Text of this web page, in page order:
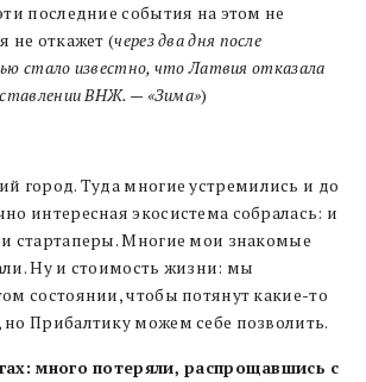
последние события на этом не
не откажет (через два дня после
стало известно, что Латвия отказала
ВНЖ. — «Зима»)
город. Туда многие устремились и до
интересная экосистема собралась: и
стартаперы. Многие мои знакомые
Ну и стоимость жизни: мы
состоянии, чтобы потянут какие-то
но Прибалтику можем себе позволить.
много потеряли, распрощавшись с